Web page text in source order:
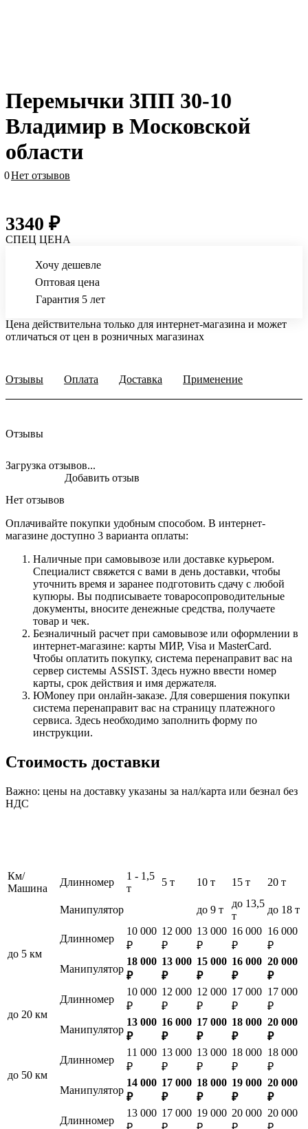
Перемычки 3ПП 30-10
Владимир в Московской
области
0Нет отзывов
3340 ₽
СПЕЦ ЦЕНА
Хочу дешевле
Оптовая цена
Гарантия 5 лет
Цена действительна только для интернет-магазина и может
отличаться от цен в розничных магазинах
Отзывы Оплата Доставка Применение
Отзывы
Загрузка отзывов...
Нет отзывов
Добавить отзыв
Оплачивайте покупки удобным способом. В интернет-
магазине доступно 3 варианта оплаты:
Наличные при самовывозе или доставке курьером.
Специалист свяжется с вами в день доставки, чтобы
уточнить время и заранее подготовить сдачу с любой
купюры. Вы подписываете товаросопроводительные
документы, вносите денежные средства, получаете
товар и чек.
Безналичный расчет при самовывозе или оформлении в
интернет-магазине: карты МИР, Visa и MasterCard.
Чтобы оплатить покупку, система перенаправит вас на
сервер системы ASSIST. Здесь нужно ввести номер
карты, срок действия и имя держателя.
ЮMoney при онлайн-заказе. Для совершения покупки
система перенаправит вас на страницу платежного
сервиса. Здесь необходимо заполнить форму по
инструкции.
Стоимость доставки
Важно: цены на доставку указаны за нал/карта или безнал без
НДС
Км/
Машина
Длинномер
1 - 1,5
т
5 т 10 т 15 т 20 т
Манипулятор до 9 т
до 13,5
т
до 18 т
до 5 км
Длинномер
10 000
₽
12 000
₽
13 000
₽
16 000
₽
16 000
₽
Манипулятор
18 000
₽
13 000
₽
15 000
₽
16 000
₽
20 000
₽
до 20 км
Длинномер
10 000
₽
12 000
₽
12 000
₽
17 000
₽
17 000
₽
Манипулятор
13 000
₽
16 000
₽
17 000
₽
18 000
₽
20 000
₽
до 50 км
Длинномер
11 000
₽
13 000
₽
13 000
₽
18 000
₽
18 000
₽
Манипулятор
14 000
₽
17 000
₽
18 000
₽
19 000
₽
20 000
₽
Длинномер
13 000 17 000 19 000 20 000 20 000